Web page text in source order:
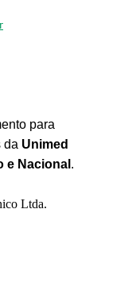
para
da Unimed
e Nacional .
Ltda.